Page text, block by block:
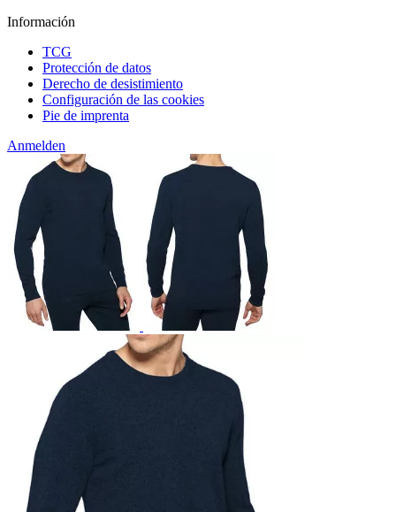
Información
TCG
Protección de datos
Derecho de desistimiento
Configuración de las cookies
Pie de imprenta
Anmelden